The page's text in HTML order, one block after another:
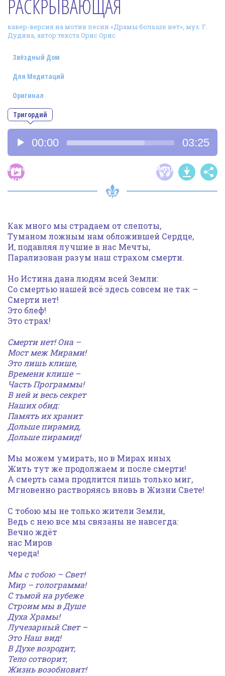
Фотогалерея
In English
Видео
Ииссиидиология
Номера песен
РАСКРЫВАЮЩАЯ
кавер-версия на мотив песни «Драмы больше нет», муз. Г.
Дудина, автор текста Орис Орис
Тригордий
Звёздный Дом
Для Медитаций
Оригинал
Аудиоплеер
00:00 03:25
Видео
песни
Инструментал
Как много мы страдаем от слепоты,
Туманом ложным нам обложившей Сердце,
И, подавляя лучшие в нас Мечты,
Парализован разум наш страхом смерти.
Но Истина дана людям всей Земли:
Со смертью нашей всё здесь совсем не так –
Смерти нет!
Это блеф!
Это страх!
Смерти нет! Она –
Мост меж Мирами!
Это лишь клише,
Времени клише –
Часть Программы!
В ней и весь секрет
Наших обид:
Память их хранит
Дольше пирамид,
Дольше пирамид!
Мы можем умирать, но в Мирах иных
Жить тут же продолжаем и после смерти!
А смерть сама продлится лишь только миг,
Мгновенно растворяясь вновь в Жизни Свете!
С тобою мы не только жители Земли,
Ведь с нею все мы связаны не навсегда:
Вечно ждёт
нас Миров
череда!
Мы с тобою – Свет!
Мир – голограмма!
С тьмой на рубеже
Строим мы в Душе
Духа Храмы!
Лучезарный Свет –
Это Наш вид!
В Духе возродит,
Тело сотворит,
Жизнь возобновит!